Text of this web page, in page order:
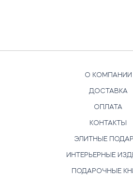
О КОМПАНИИ
ДОСТАВКА
ОПЛАТА
КОНТАКТЫ
ЭЛИТНЫЕ
ИНТЕРЬЕРНЫЕ
ПОДАРОЧНЫЕ